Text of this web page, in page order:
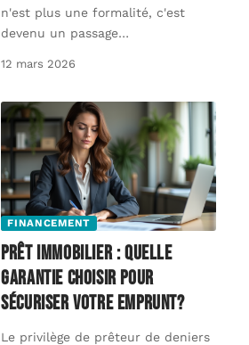
n'est plus une formalité, c'est
devenu un passage…
12 mars 2026
FINANCEMENT
Prêt immobilier : quelle
garantie choisir pour
sécuriser votre emprunt?
Le privilège de prêteur de deniers